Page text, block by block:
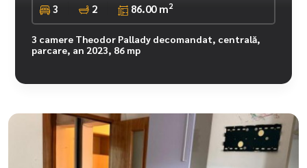
3 2 86.00 m2
3 camere Theodor Pallady decomandat, centrală,
parcare, an 2023, 86 mp